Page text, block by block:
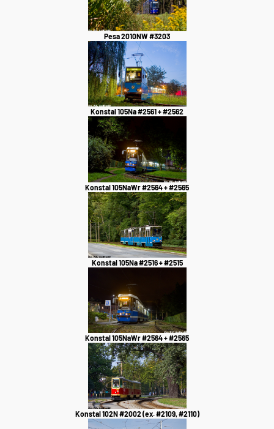
Pesa 2010NW #3203
Konstal 105Na #2561 + #2562
Konstal 105NaWr #2564 + #2565
Konstal 105Na #2516 + #2515
Konstal 105NaWr #2564 + #2565
Konstal 102N #2002 (ex. #2109, #2110)